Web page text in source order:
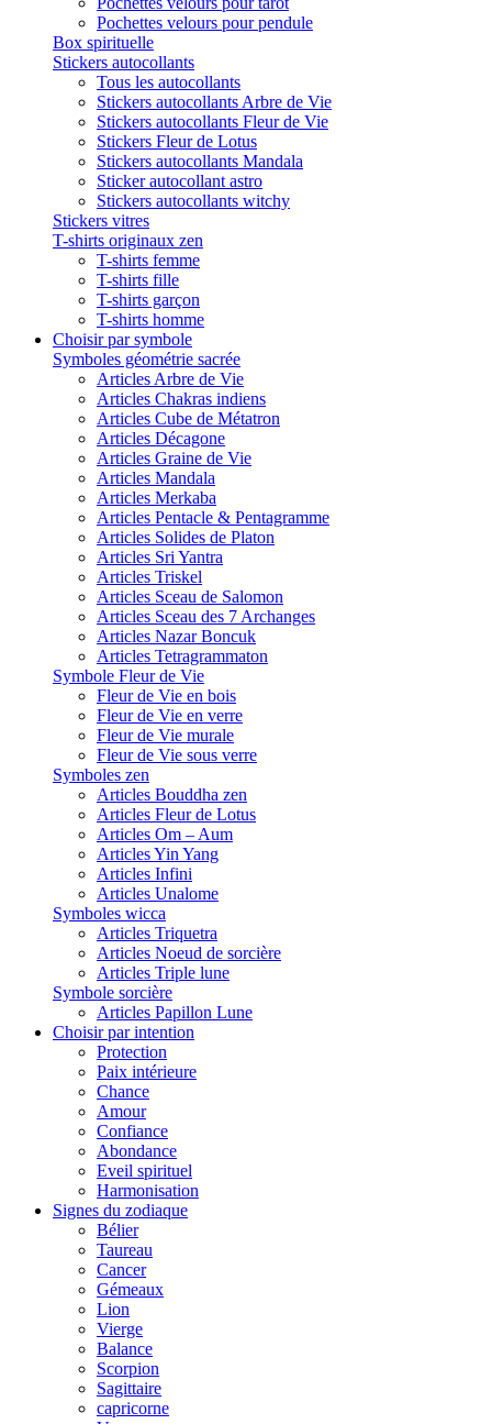
Pochettes velours pour pendule
Box spirituelle
Stickers autocollants
Tous les autocollants
Stickers autocollants Arbre de Vie
Stickers autocollants Fleur de Vie
Stickers Fleur de Lotus
Stickers autocollants Mandala
Sticker autocollant astro
Stickers autocollants witchy
Stickers vitres
T-shirts originaux zen
T-shirts femme
T-shirts fille
T-shirts garçon
T-shirts homme
Choisir par symbole
Symboles géométrie sacrée
Articles Arbre de Vie
Articles Chakras indiens
Articles Cube de Métatron
Articles Décagone
Articles Graine de Vie
Articles Mandala
Articles Merkaba
Articles Pentacle & Pentagramme
Articles Solides de Platon
Articles Sri Yantra
Articles Triskel
Articles Sceau de Salomon
Articles Sceau des 7 Archanges
Articles Nazar Boncuk
Articles Tetragrammaton
Symbole Fleur de Vie
Fleur de Vie en bois
Fleur de Vie en verre
Fleur de Vie murale
Fleur de Vie sous verre
Symboles zen
Articles Bouddha zen
Articles Fleur de Lotus
Articles Om – Aum
Articles Yin Yang
Articles Infini
Articles Unalome
Symboles wicca
Articles Triquetra
Articles Noeud de sorcière
Articles Triple lune
Symbole sorcière
Articles Papillon Lune
Choisir par intention
Protection
Paix intérieure
Chance
Amour
Confiance
Abondance
Eveil spirituel
Harmonisation
Signes du zodiaque
Bélier
Taureau
Cancer
Gémeaux
Lion
Vierge
Balance
Scorpion
Sagittaire
capricorne